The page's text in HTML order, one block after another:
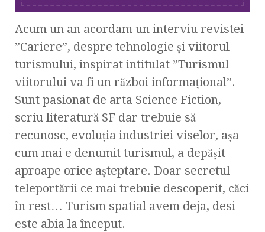
Acum un an acordam un interviu revistei
”Cariere”, despre tehnologie și viitorul
turismului, inspirat intitulat ”Turismul
viitorului va fi un război informațional”.
Sunt pasionat de arta Science Fiction,
scriu literatură SF dar trebuie să
recunosc, evoluția industriei viselor, așa
cum mai e denumit turismul, a depășit
aproape orice așteptare. Doar secretul
teleportării ce mai trebuie descoperit, căci
în rest… Turism spatial avem deja, desi
este abia la început.